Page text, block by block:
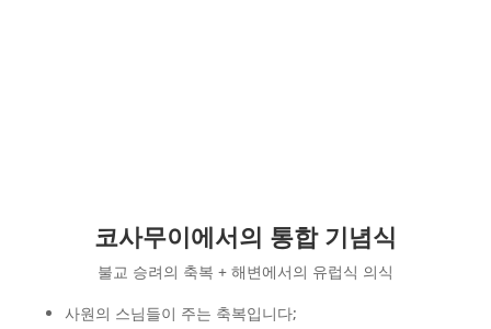
코사무이에서의 통합 기념식
불교 승려의 축복 + 해변에서의 유럽식 의식
사원의 스님들이 주는 축복입니다;